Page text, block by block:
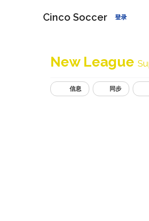
Cinco Soccer 登录
New League
信息 同步